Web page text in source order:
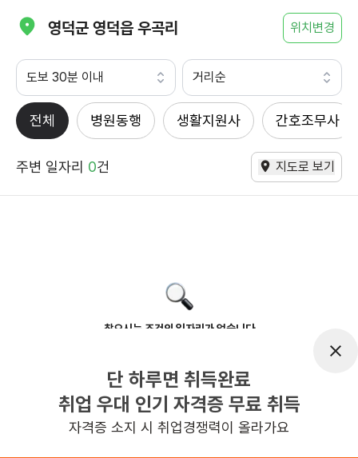
영덕군 영덕읍 우곡리 위치변경
도보 30분 이내 거리순
전체 병원동행 생활지원사 간호조무사
주변 일자리 0건 지도로 보기
찾으시는 조건의 일자리가 없습니다
반경 3KM 이내의 일자리 확인하기
단 하루면 취득완료
취업 우대 인기 자격증 무료 취득
자격증 소지 시 취업경쟁력이 올라가요